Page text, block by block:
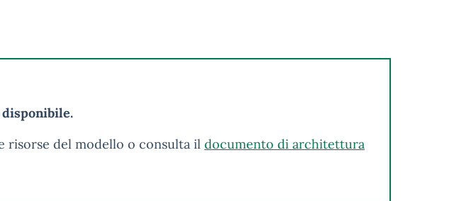
disponibile.
risorse del modello o consulta il documento di architettura